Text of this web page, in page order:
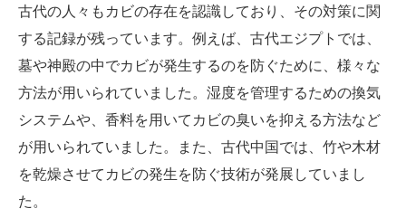
古代の人々もカビの存在を認識しており、その対策に関
する記録が残っています。例えば、古代エジプトでは、
墓や神殿の中でカビが発生するのを防ぐために、様々な
方法が用いられていました。湿度を管理するための換気
システムや、香料を用いてカビの臭いを抑える方法など
が用いられていました。また、古代中国では、竹や木材
を乾燥させてカビの発生を防ぐ技術が発展していまし
た。